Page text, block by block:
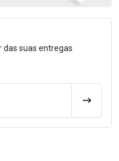
o Frete
das suas entregas